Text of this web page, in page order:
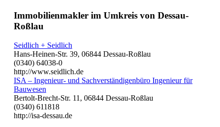
Immobilienmakler im Umkreis von Dessau-
Roßlau
Seidlich + Seidlich
Hans-Heinen-Str. 39, 06844 Dessau-Roßlau
(0340) 64038-0
http://www.seidlich.de
ISA – Ingenieur- und Sachverständigenbüro Ingenieur für
Bauwesen
Bertolt-Brecht-Str. 11, 06844 Dessau-Roßlau
(0340) 611818
http://isa-dessau.de